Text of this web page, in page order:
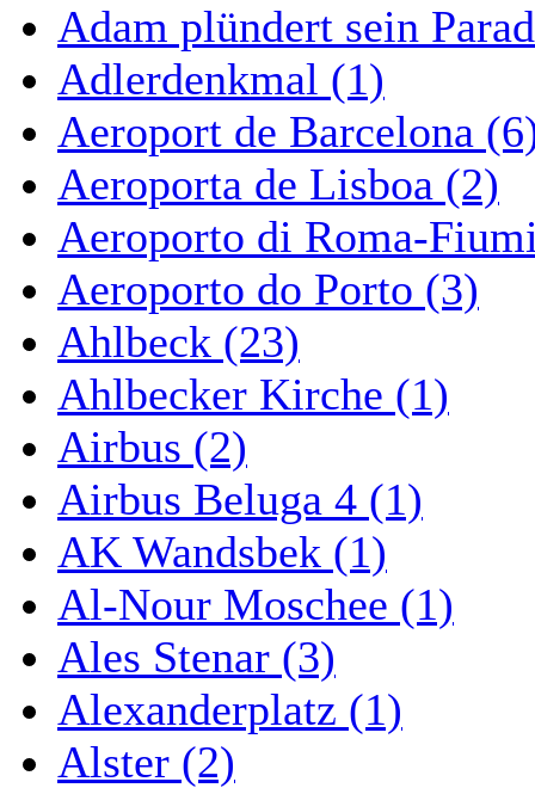
Adam plündert sein
Adlerdenkmal (1)
Aeroport de Barcelona
Aeroporta de Lisboa (2)
Aeroporto di Roma-
Aeroporto do Porto (3)
Ahlbeck (23)
Ahlbecker Kirche (1)
Airbus (2)
Airbus Beluga 4 (1)
AK Wandsbek (1)
Al-Nour Moschee (1)
Ales Stenar (3)
Alexanderplatz (1)
Alster (2)